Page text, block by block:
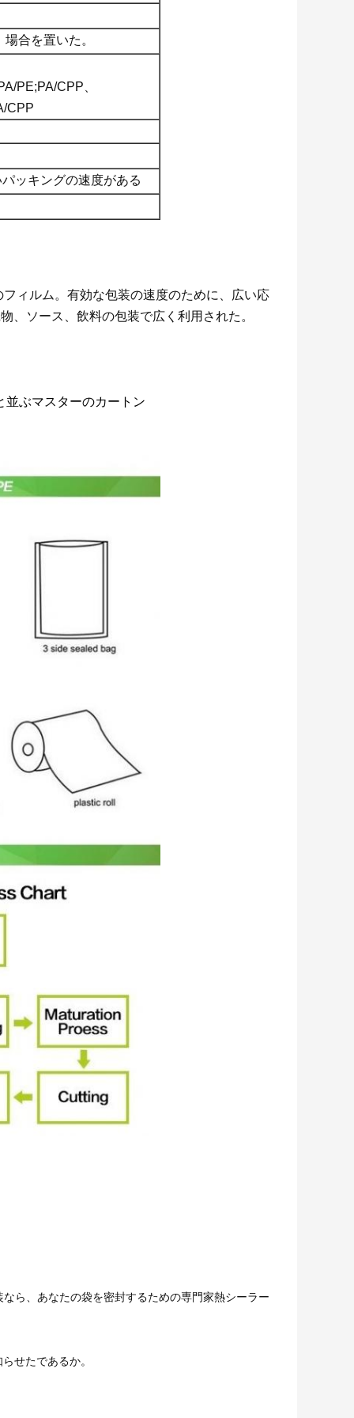
合を置いた。
PE;PA/CPP、
CPP
ッキングの速度がある
ィルム。有効な包装の速度のために、広い応
、ソース、飲料の包装で広く利用された。
並ぶマスターのカートン
ら、あなたの袋を密封するための専門家熱シーラー
せたであるか。